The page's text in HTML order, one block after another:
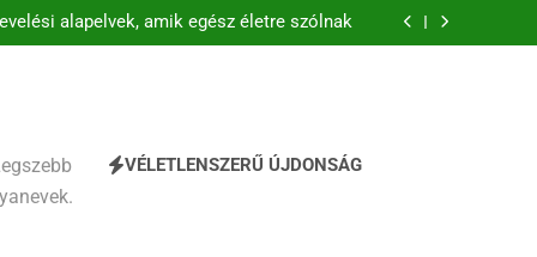
alapelvek, amik egész életre szólnak
lefárasztása: mentálisan és fizikailag
alapelvek, amik egész életre szólnak
és határok: szeretettel, de következetesen
VÉLETLENSZERŰ ÚJDONSÁG